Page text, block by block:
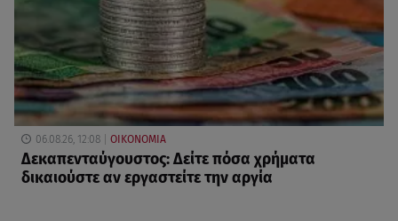
06.08.26, 12:08 ΟΙΚΟΝΟΜΙΑ
Δεκαπενταύγουστος: Δείτε πόσα χρήματα
δικαιούστε αν εργαστείτε την αργία